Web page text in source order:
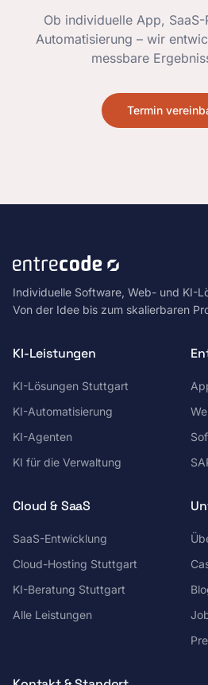
Ob individuelle App,
Automatisierung – wir
messbare
Termin
Individuelle Software, Web- und KI-
Von der Idee bis zum skalierbaren
KI-Leistungen
KI-Lösungen Stuttgart
KI-Automatisierung
KI-Agenten
KI für die Verwaltung
Cloud & SaaS
SaaS-Entwicklung
Cloud-Hosting Stuttgart
KI-Beratung Stuttgart
Alle Leistungen